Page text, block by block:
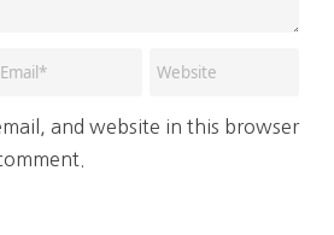
and website in this browser